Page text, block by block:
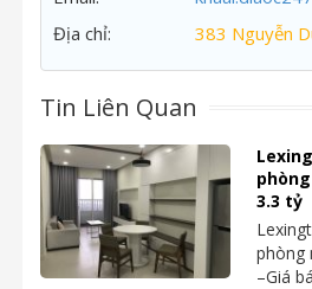
Địa chỉ:
383 Nguyễn
Tin Liên Quan
3.3 tỷ
phòng
–Giá